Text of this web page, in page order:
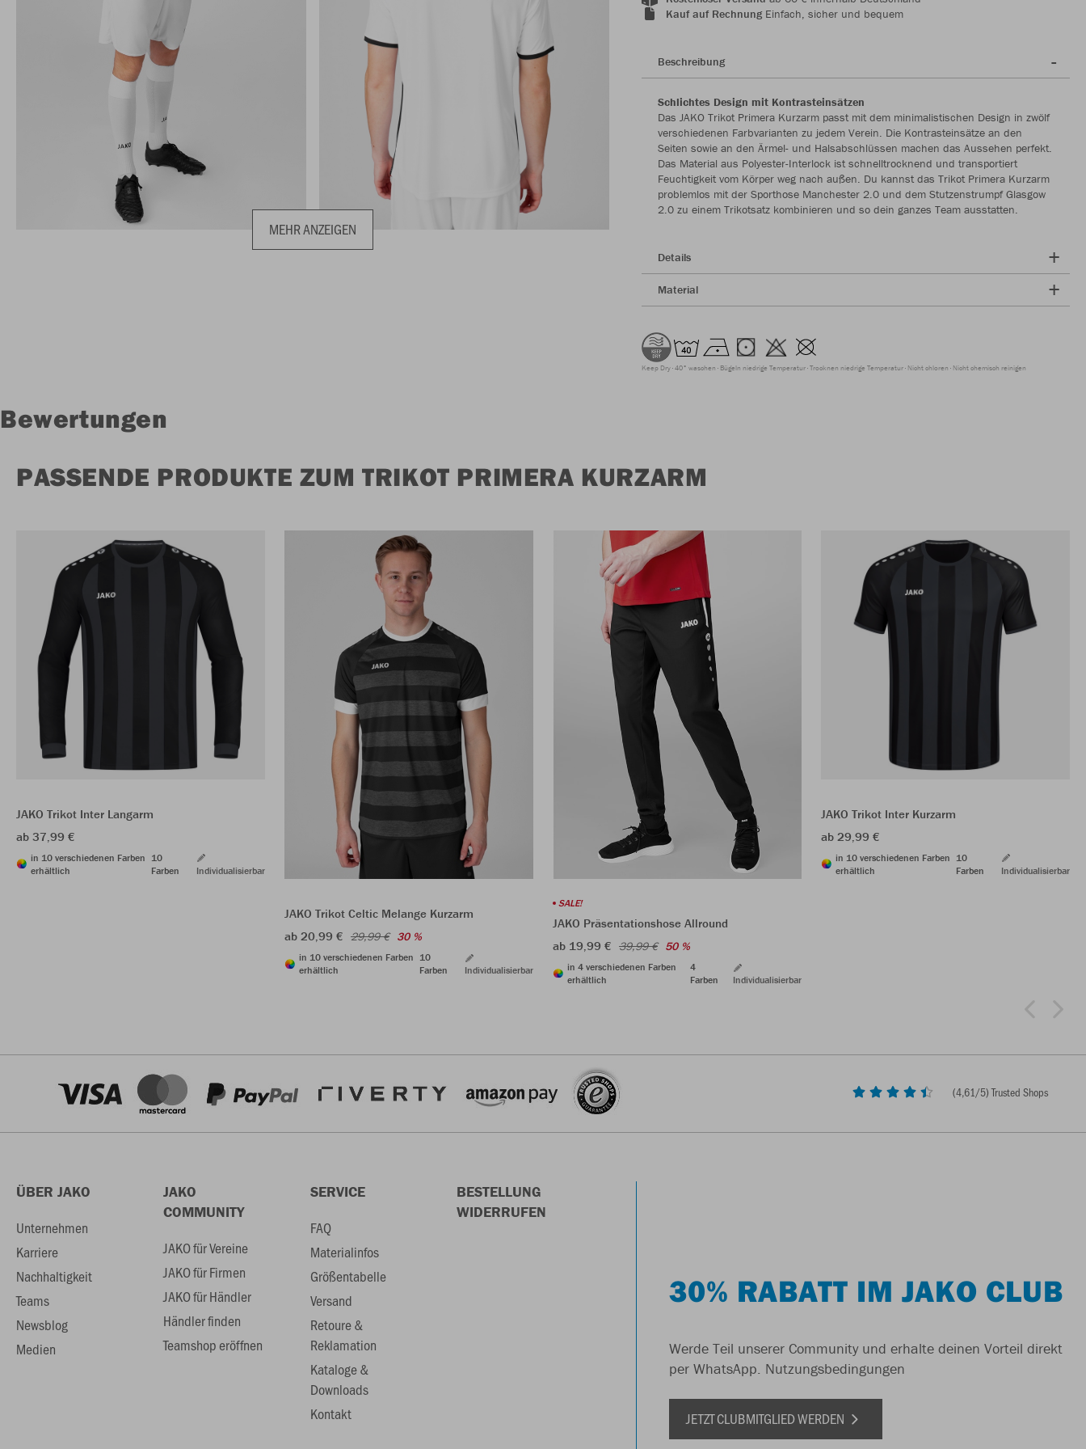
MEHR ANZEIGEN
Kauf auf RechnungEinfach, sicher und bequem
Beschreibung
Schlichtes Design mit Kontrasteinsätzen
Das JAKO Trikot Primera Kurzarm passt mit dem minimalistischen Design in zwölf
verschiedenen Farbvarianten zu jedem Verein. Die Kontrasteinsätze an den
Seiten sowie an den Ärmel- und Halsabschlüssen machen das Aussehen perfekt.
Das Material aus Polyester-Interlock ist schnelltrocknend und transportiert
Feuchtigkeit vom Körper weg nach außen. Du kannst das Trikot Primera Kurzarm
problemlos mit der Sporthose Manchester 2.0 und dem Stutzenstrumpf Glasgow
2.0 zu einem Trikotsatz kombinieren und so dein ganzes Team ausstatten.
Details
Material
Keep Dry 40° waschen Bügeln niedrige Temperatur Trocknen niedrige Temperatur Nicht chloren Nicht chemisch reinigen
Bewertungen
PASSENDE PRODUKTE ZUM TRIKOT PRIMERA KURZARM
JAKO Trikot Inter Langarm
ab 37,99 €
in 10 verschiedenen Farben
erhältlich
10
Farben
Individualisierbar
JAKO Trikot Celtic Melange Kurzarm
ab 20,99 € 29,99 € 30 %
in 10 verschiedenen Farben
erhältlich
10
Farben
Individualisierbar
SALE!
JAKO Präsentationshose Allround
ab 19,99 € 39,99 € 50 %
in 4 verschiedenen Farben
erhältlich
4
Farben
Individualisierbar
JAKO Trikot Inter Kurzarm
ab 29,99 €
in 10 verschiedenen Farben
erhältlich
10
Farben
Individualisierbar
(4,61/5) Trusted Shops
ÜBER JAKO
Unternehmen
Karriere
Nachhaltigkeit
Teams
Newsblog
Medien
JAKO
COMMUNITY
JAKO für Vereine
JAKO für Firmen
JAKO für Händler
Händler finden
Teamshop eröffnen
SERVICE
FAQ
Materialinfos
Größentabelle
Versand
Retoure &
Reklamation
Kataloge &
Downloads
Kontakt
BESTELLUNG
WIDERRUFEN
30% RABATT IM JAKO CLUB
Werde Teil unserer Community und erhalte deinen Vorteil direkt
per WhatsApp. Nutzungsbedingungen
JETZT CLUBMITGLIED WERDEN